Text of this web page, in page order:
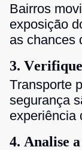
Bairros
exposição
as chances
3.
Transporte
segurança
experiência
4. Analise